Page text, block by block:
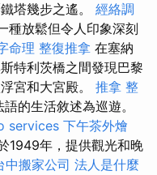
塔幾步​​之遙。 經絡調
種放鬆但令人印象深刻
命理 整復推拿 在塞納
特利茨橋之間發現巴黎
宮和大宮殿。 推拿 整
的生活敘述為巡遊。
services 下午茶外燴
1949年，提供觀光和晚
中搬家公司 法人是什麼